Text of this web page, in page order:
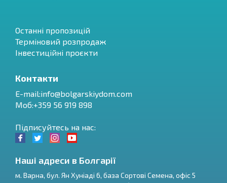
Останні пропозицій
Терміновий розпродаж
Інвестиційні проєкти
Контакти
E-mail:info@bolgarskiydom.com
Моб:+359 56 919 898
Підписуйтесь на нас:
Наші адреси в Болгарії
м. Варна, бул. Ян Хуніаді 6, база Сортові Семена, офіс 5